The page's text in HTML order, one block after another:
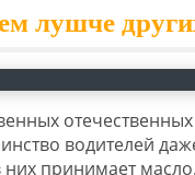
лушче
водителей
принимает